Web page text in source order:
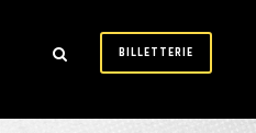
BILLETTERIE